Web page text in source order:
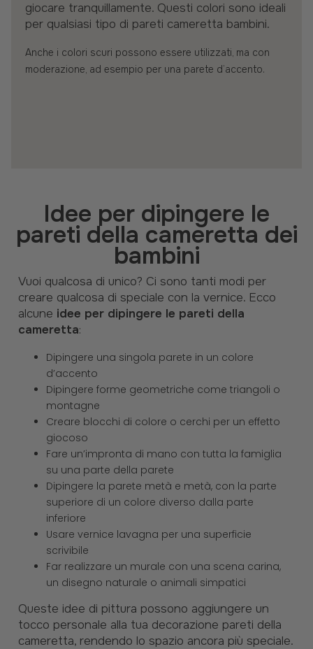
giocare tranquillamente. Questi colori sono ideali
per qualsiasi tipo di pareti cameretta bambini.
Anche i colori scuri possono essere utilizzati, ma con
moderazione, ad esempio per una parete d’accento.
Idee per dipingere le
pareti della cameretta dei
bambini
Vuoi qualcosa di unico? Ci sono tanti modi per
creare qualcosa di speciale con la vernice. Ecco
alcune idee per dipingere le pareti della
cameretta:
Dipingere una singola parete in un colore
d’accento
Dipingere forme geometriche come triangoli o
montagne
Creare blocchi di colore o cerchi per un effetto
giocoso
Fare un’impronta di mano con tutta la famiglia
su una parte della parete
Dipingere la parete metà e metà, con la parte
superiore di un colore diverso dalla parte
inferiore
Usare vernice lavagna per una superficie
scrivibile
Far realizzare un murale con una scena carina,
un disegno naturale o animali simpatici
Queste idee di pittura possono aggiungere un
tocco personale alla tua decorazione pareti della
cameretta, rendendo lo spazio ancora più speciale.